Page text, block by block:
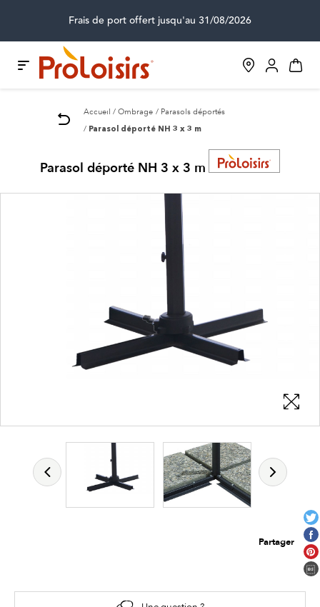
Frais de port offert jusqu'au 31/08/2026
Accueil Ombrage Parasols déportés
Parasol déporté NH 3 x 3 m
Parasol déporté NH 3 x 3 m
Partager